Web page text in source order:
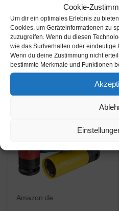
Cookie-
Um dir ein optimales Erlebnis zu
Cookies, um Geräteinformationen zu
zuzugreifen. Wenn du diesen
wie das Surfverhalten oder eindeutige
Wenn du deine Zustimmung nicht
bestimmte Merkmale und Funktionen
16tlg. XZN Torx Zoll
Vielzahn Nüsse 8-
24mm 12-Kant
Steckschlüssel Nuß
Satz Stecknuß Außen
Amazon / Ebay
Produkt ansehen*
Amazon.de